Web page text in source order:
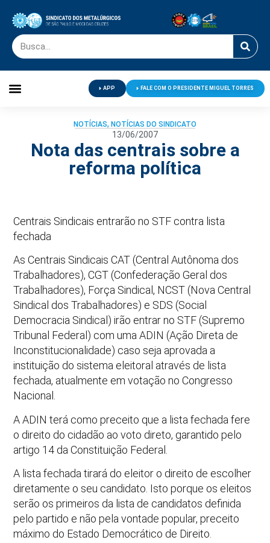
APP FALE COM O PRESIDENTE MIGUEL TORRES
NOTÍCIAS, NOTÍCIAS DO SINDICATO
13/06/2007
Nota das centrais sobre a
reforma política
Centrais Sindicais entrarão no STF contra lista
fechada
As Centrais Sindicais CAT (Central Autônoma dos
Trabalhadores), CGT (Confederação Geral dos
Trabalhadores), Força Sindical, NCST (Nova Central
Sindical dos Trabalhadores) e SDS (Social
Democracia Sindical) irão entrar no STF (Supremo
Tribunal Federal) com uma ADIN (Ação Direta de
Inconstitucionalidade) caso seja aprovada a
instituição do sistema eleitoral através de lista
fechada, atualmente em votação no Congresso
Nacional.
A ADIN terá como preceito que a lista fechada fere
o direito do cidadão ao voto direto, garantido pelo
artigo 14 da Constituição Federal.
A lista fechada tirará do eleitor o direito de escolher
diretamente o seu candidato. Isto porque os eleitos
serão os primeiros da lista de candidatos definida
pelo partido e não pela vontade popular, preceito
máximo do Estado Democrático de Direito.